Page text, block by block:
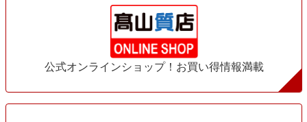
公式オンラインショップ！お買い得情報満載